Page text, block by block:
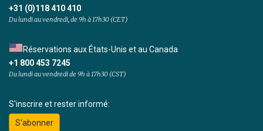
+31 (0)118 410 410
Du lundi au vendredi, de 9h à 17h30 (CET)
Réservations aux États-Unis et au Canada
+1 800 453 7245
Du lundi au vendredi de 9h à 17h30 (CST)
S'inscrire et rester informé:
S'abonner